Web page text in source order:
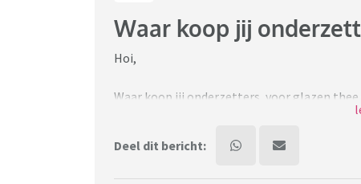
Waar koop jij
Hoi,
Waar koop jij onderzetters, voor glazen
Ben ook benieuwd of ze redelijk lang
Deel dit bericht: